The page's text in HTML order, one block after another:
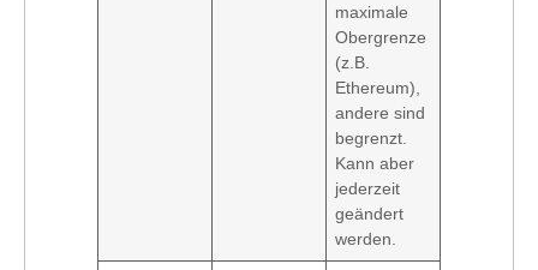
maximale
Obergrenze
(z.B.
Ethereum),
andere sind
begrenzt.
Kann aber
jederzeit
geändert
werden.